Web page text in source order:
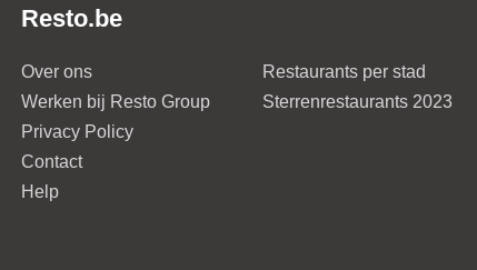
Resto.be
Over ons
Werken bij Resto Group
Privacy Policy
Contact
Help
Restaurants per stad
Sterrenrestaurants 2023